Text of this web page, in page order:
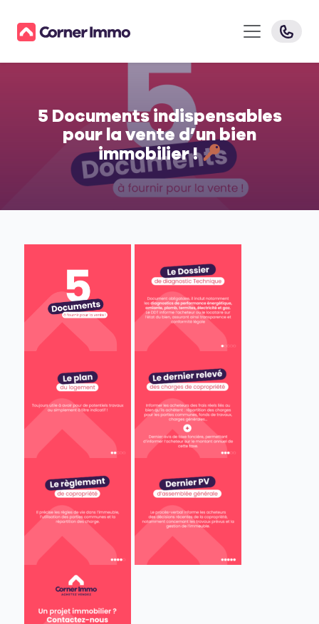
5 Documents indispensables
pour la vente d’un bien
immobilier !